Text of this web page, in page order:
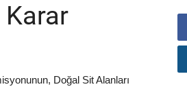
Karar
Doğal Sit Alanları